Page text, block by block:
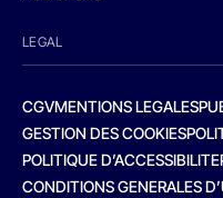
LEGAL
CGVMENTIONS LEGALES
GESTION DES COOKIES
POLITIQUE D’ACCESSIBILITE
CONDITIONS GENERALES